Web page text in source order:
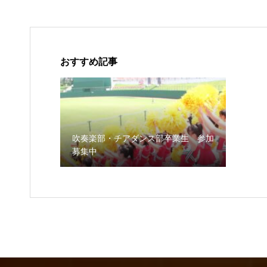
おすすめ記事
吹奏楽部・チアダンス部卒業生 参加
募集中